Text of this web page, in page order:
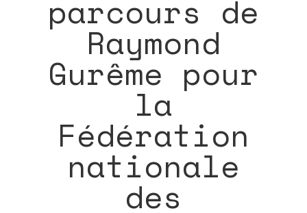
parcours de
Raymond
Gurême pour
la
Fédération
nationale
des